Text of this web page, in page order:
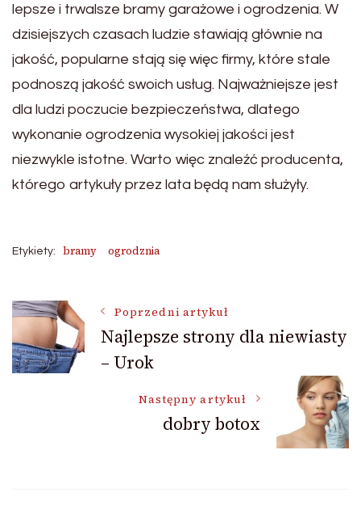
lepsze i trwalsze bramy garażowe i ogrodzenia. W
dzisiejszych czasach ludzie stawiają głównie na
jakość, popularne stają się więc firmy, które stale
podnoszą jakość swoich usług. Najważniejsze jest
dla ludzi poczucie bezpieczeństwa, dlatego
wykonanie ogrodzenia wysokiej jakości jest
niezwykle istotne. Warto więc znaleźć producenta,
którego artykuły przez lata będą nam służyły.
Etykiety: bramy ogrodznia
Nawigacja
wpisu
Poprzedni artykuł
Najlepsze strony dla niewiasty
– Urok
Następny artykuł
dobry botox